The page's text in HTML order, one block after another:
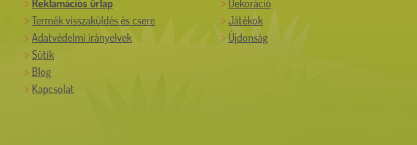
Reklamációs űrlap
Termék visszaküldés és csere
Adatvédelmi irányelvek
Sütik
Blog
Kapcsolat
Dekoráció
Játékok
Újdonság